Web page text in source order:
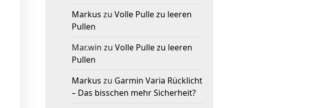
Markus zu Volle Pulle zu leeren
Pullen
Mar.win zu Volle Pulle zu leeren
Pullen
Markus zu Garmin Varia Rücklicht
– Das bisschen mehr Sicherheit?